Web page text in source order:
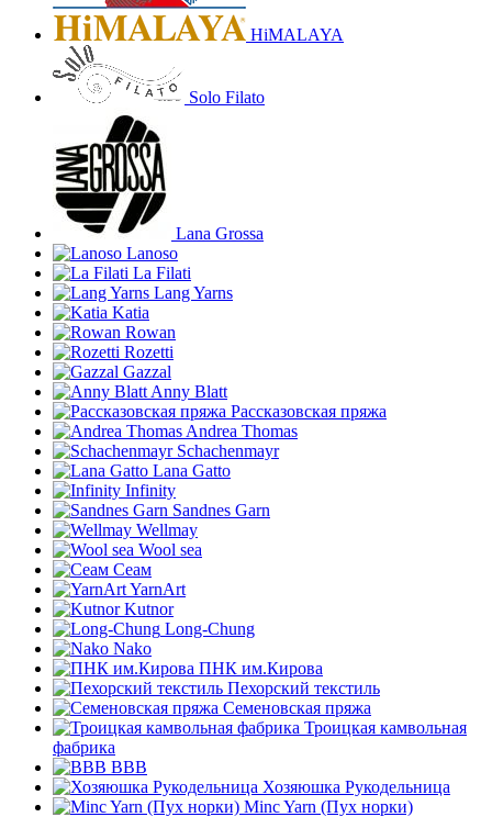
HiMALAYA
Solo Filato
Lana Grossa
Lanoso
La Filati
Lang Yarns
Katia
Rowan
Rozetti
Gazzal
Anny Blatt
Рассказовская пряжа
Andrea Thomas
Schachenmayr
Lana Gatto
Infinity
Sandnes Garn
Wellmay
Wool sea
Сеам
YarnArt
Kutnor
Long-Chung
Nako
ПНК им.Кирова
Пехорский текстиль
Семеновская пряжа
Троицкая камвольная
фабрика
BBB
Хозяюшка Рукодельница
Minc Yarn (Пух норки)